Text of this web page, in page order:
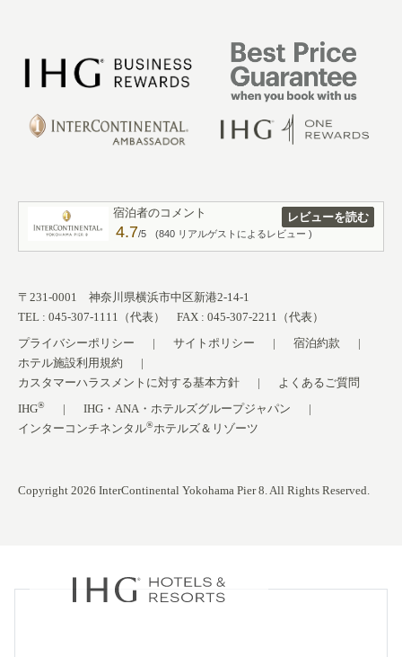
宿泊者のコメント
4.7/5 (840 リアルゲストによるレビュー )
レビューを読む
〒231-0001 神奈川県横浜市中区新港2-14-1
TEL : 045-307-1111（代表） FAX : 045-307-2211（代表）
プライバシーポリシー
サイトポリシー
宿泊約款
ホテル施設利用規約
カスタマーハラスメントに対する基本方針
よくあるご質問
IHG®
IHG・ANA・ホテルズグループジャパン
インターコンチネンタル®ホテルズ＆リゾーツ
Copyright 2026 InterContinental Yokohama Pier 8. All Rights Reserved.